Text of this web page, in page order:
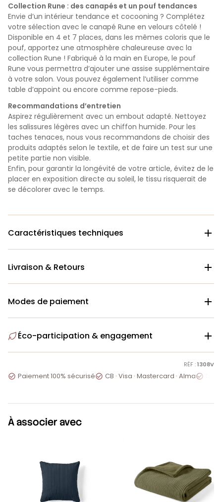
Collection Rune : des canapés et un pouf tendances
Envie d’un intérieur tendance et cocooning ? Complétez
votre sélection avec le canapé Rune en velours côtelé !
Disponible en 4 et 7 places, dans les mêmes coloris que le
pouf, apportez une atmosphère chaleureuse avec la
collection Rune ! Fabriqué à la main en Europe, le pouf
Rune vous permettra d’ajouter une assise supplémentaire
à votre salon. Vous pouvez également l’utiliser comme
table d’appoint ou encore comme repose-pieds.
Recommandations d’entretien
Aspirez régulièrement avec un embout adapté. Nettoyez
les salissures légères avec un chiffon humide. Pour les
taches tenaces, nous vous recommandons de choisir des
produits adaptés selon le textile, et de faire un test sur une
petite partie non visible.
Enfin, pour garantir la longévité de votre article, évitez de le
placer en exposition directe au soleil, le tissu risquerait de
se décolorer avec le temps.
Caractéristiques techniques 
Livraison & Retours 
Modes de paiement 
Éco-participation & engagement 
RÉF :1308V
 Paiement 100% sécurisé CB · Visa · Mastercard · Alma
À associer avec